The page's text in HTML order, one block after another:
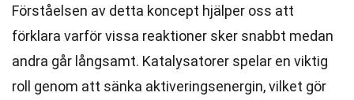
Förståelsen av detta koncept hjälper oss att
förklara varför vissa reaktioner sker snabbt medan
andra går långsamt. Katalysatorer spelar en viktig
roll genom att sänka aktiveringsenergin, vilket gör